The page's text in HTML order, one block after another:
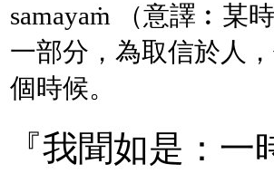
samayaṁ （意譯︰某
一部分，為取信於人
個時候。
『我聞如是：